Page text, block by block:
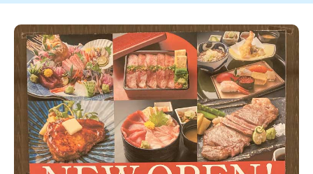
新潟市中央区 新潟市東区 新潟市西区
新潟市北区
新潟市南区
新潟市江南区 新潟市秋葉区
新潟市西蒲区
村上・関川
新発田・聖籠
胎内・粟島
三条・加茂・田上
五泉・阿賀野・阿賀
燕・弥彦
長岡・見附
小千谷・十日町・津南
魚沼・南魚沼・湯沢
柏崎・刈羽・出雲崎
上越・妙高・糸魚川
ご当地グルメ 食べ歩き テイクアウト
季節・期間限定
カフェ
居酒屋・バー 焼肉
パスタ
パン・ベーカリー
タレカツ・豚カツ
デカ盛り・大盛り
旨辛・激辛
定食・町定食 海鮮・鮨
そば・うどん
日本酒・新潟清酒
ワイン・クラフトビール
ケーキ・パフェ
ビアガーデン・暑気払い
忘新年会・歓送迎会
セミナー・講演会 子ども向け 花火大会
入場無料
住宅展示場
完成見学会 学生スポーツ アルビレックス
ビルボードプレイスBP
新潟伊勢丹
ピア万代
リバーサイド千秋
パティオPATIO
官公庁・自治体
新潟市 チラシ
長岡・見附 チラシ
上越・妙高・糸魚川 チラシ
注目 チラシ
週末セール
火曜セール
オープン・リニューアルセール
周年祭・感謝祭セール
年末・初売りセール